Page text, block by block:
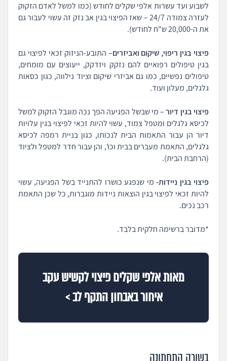
לשבוע ועד עשרות אלפי שקלים לחודש (כמו למשל לאדם הזקוק
לעזרה צמודה 24/7 – שאז הפיצוי בגין אב נזק זה עשוי לעבור גם
את ה-20,000 ש"ח לחודש).
פיצוי בגין ריפוי, שיקום ואביזרים– התובע-הניזוק זכאי לפיצוי גם
בגין טיפולים רפואיים להם נזקק ויזדקק, ייעוצים עם מומחים,
טיפולים נפשיים, כמו גם אביזרי שיקום וציוד נילווה, כגון כסאות
גלגלים, מעלון ועוד.
פיצוי בגין דיור– מי שבשל הפגיעה הפך נכה מוגבל הזקוק למשל
לכיסא גלגלים ומטפל צמוד, עשוי להיות זכאי לפיצוי בגין עלויות
דיור הן עבור התאמות הבית לנכותו, כגון בניית רמפה לכיסא
גלגלים, התאמת מעברים בבית וכו', והן עבור חדר למטפל ולציוד
(הרחבת הבית).
פיצוי בגין ניידות-מי שנפגע כושרו להתנייד בשל הפגיעה, עשוי
להיות זכאי לפיצוי בגין הוצאות ניידות מוגברות, כל שכן התאמת
רכב נכים.
*מדובר ברשימה חלקית בלבד.
מאות אלפי שקלים פיצוי לקשיש עקב
איחור באבחון התקף לב >